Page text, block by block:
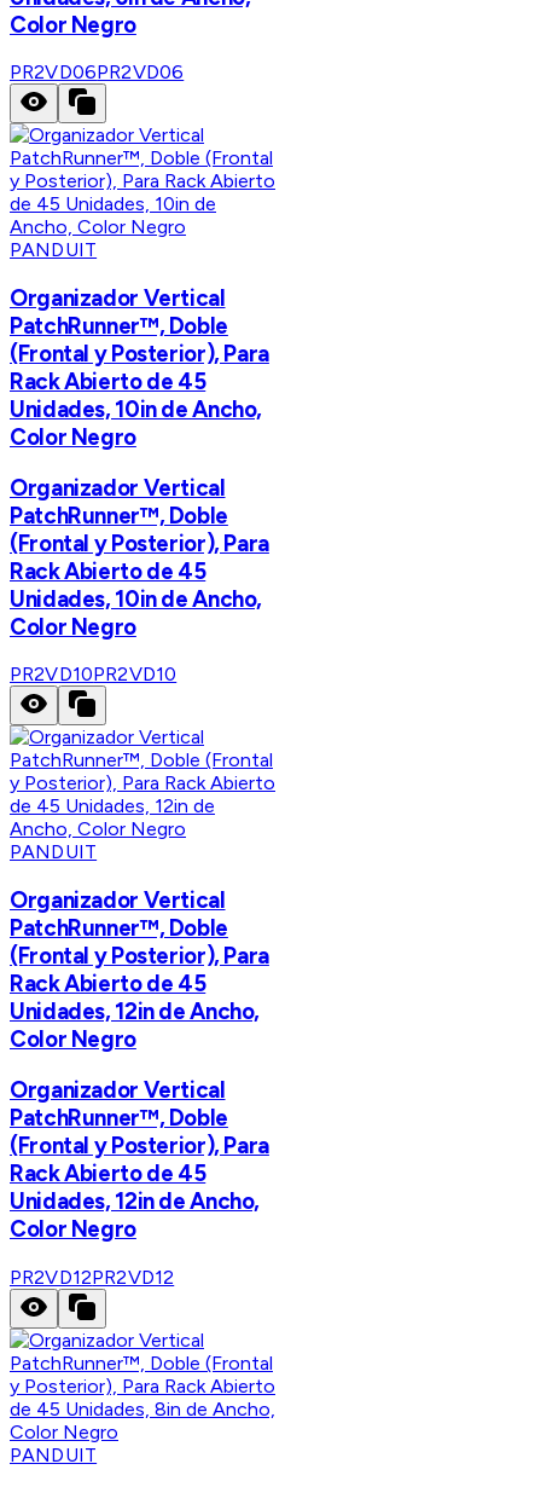
Color Negro
PR2VD06PR2VD06
PANDUIT
Organizador Vertical
PatchRunner™, Doble
(Frontal y Posterior), Para
Rack Abierto de 45
Unidades, 10in de Ancho,
Color Negro
Organizador Vertical
PatchRunner™, Doble
(Frontal y Posterior), Para
Rack Abierto de 45
Unidades, 10in de Ancho,
Color Negro
PR2VD10PR2VD10
PANDUIT
Organizador Vertical
PatchRunner™, Doble
(Frontal y Posterior), Para
Rack Abierto de 45
Unidades, 12in de Ancho,
Color Negro
Organizador Vertical
PatchRunner™, Doble
(Frontal y Posterior), Para
Rack Abierto de 45
Unidades, 12in de Ancho,
Color Negro
PR2VD12PR2VD12
PANDUIT